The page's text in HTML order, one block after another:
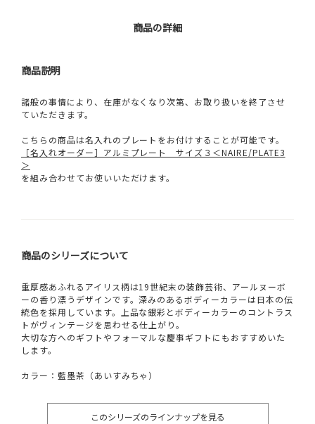
商品の詳細
商品説明
諸般の事情により、在庫がなくなり次第、お取り扱いを終了させ
ていただきます。
こちらの商品は名入れのプレートをお付けすることが可能です。
［名入れオーダー］アルミプレート サイズ３＜NAIRE/PLATE3
＞
を組み合わせてお使いいただけます。
商品のシリーズについて
重厚感あふれるアイリス柄は19世紀末の装飾芸術、アールヌーボ
ーの香り漂うデザインです。深みのあるボディーカラーは日本の伝
統色を採用しています。上品な銀彩とボディーカラーのコントラス
トがヴィンテージを思わせる仕上がり。
大切な方へのギフトやフォーマルな慶事ギフトにもおすすめいた
します。
カラー：藍墨茶（あいすみちゃ）
このシリーズのラインナップを見る